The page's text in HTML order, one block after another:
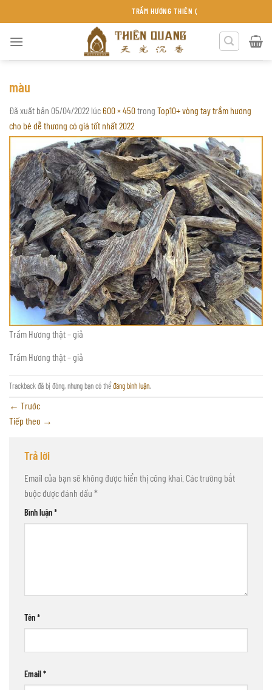
đến
TRẦM HƯƠNG THIÊN QUANG KHÁNH HÒA
màu
Đã xuất bản 05/04/2022 lúc600 × 450trong Top10+ vòng tay trầm hương
cho bé dễ thương có giá tốt nhất 2022
Trầm Hương thật – giả
Trầm Hương thật – giả
Trackback đã bị đóng, nhưng bạn có thểđăng bình luận.
← Trước
Tiếp theo →
Trả lời
Email của bạn sẽ không được hiển thị công khai. Các trường bắt
buộc được đánh dấu *
Bình luận*
Tên*
Email*